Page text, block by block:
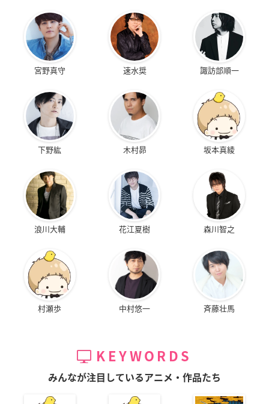
宮野真守 速水奨 諏訪部順一
下野紘 木村昴 坂本真綾
浪川大輔 花江夏樹 森川智之
村瀬歩 中村悠一 斉藤壮馬
KEYWORDS
みんなが注目しているアニメ・作品たち